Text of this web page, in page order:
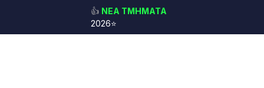
👍 ΝΕΑ ΤΜΗΜΑΤΑ
2026⭐